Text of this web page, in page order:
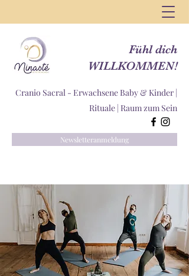
Fühl dich
WILLKOMMEN!
Cranio Sacral - Erwachsene Baby & Kinder |
Rituale | Raum zum Sein
Newsletteranmeldung